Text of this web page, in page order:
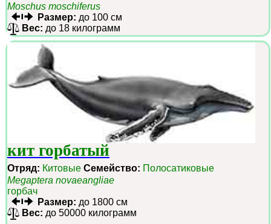
Moschus moschiferus
Размер: до 100 см
Вес: до 18 килограмм
кит горбатый
Отряд: Китовые Семейство: Полосатиковые
Megaptera novaeangliae
горбач
Размер: до 1800 см
Вес: до 50000 килограмм